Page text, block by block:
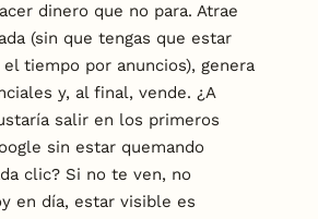
dinero que no para. Atrae
(sin que tengas que estar
el tiempo por anuncios), genera
y, al final, vende. ¿A
salir en los primeros
sin estar quemando
clic? Si no te ven, no
en día, estar visible es